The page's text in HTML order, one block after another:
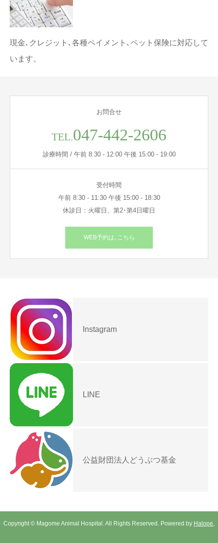
現金､クレジット､各種ペイメント､ペット保険に対応して
います。
お問合せ
TEL.047-442-2606
診療時間 / 午前 8:30 - 12:00 午後 15:00 - 19:00
受付時間
午前 8:30 - 11:30 午後 15:00 - 18:30
休診日：火曜日、第2･第4日曜日
WEB予約は､こちら
Instagram
LINE
公益財団法人どうぶつ基金
Copyright © Magome Animal Hospital. All Rights Reserved. Powered by Halope,